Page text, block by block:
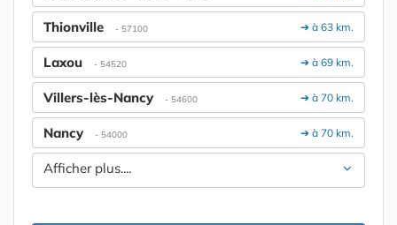
➔ à 63 km.
Thionville - 57100
➔ à 69 km.
Laxou - 54520
➔ à 70 km.
Villers-lès-Nancy - 54600
➔ à 70 km.
Nancy - 54000
Afficher plus....